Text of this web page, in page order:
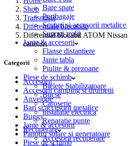
Bare spate
Portbagaje
Scuturi si accesorii metalice
Suporti trolii
Jante & accesorii
Flanse distantiere
Jante tabla
Piulite & prezoane
Piese de schimb
Bielete Stabilizatoare
Bucse
Caroserie
Instalatie electrica
Reparatie punte
Recuperare
Accesorii recuperare
Shop
Transmisie
Diferentiale blocabile
Diferential blocabil ATOM Nissan
caneluri
Categorii
Accesorii
Accesorii camping si drumetii
Anvelope
Bari si accesorii metalice
Buggy
Jante & accesorii
Panouri solare si generatoare
Piese de schimb